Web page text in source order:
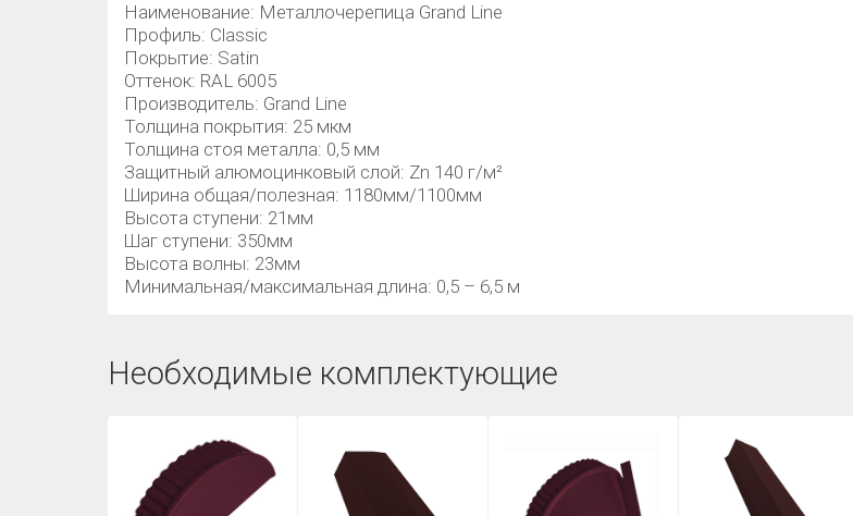
Наименование: Металлочерепица Grand Line
Профиль: Classic
Покрытие: Satin
Оттенок: RAL 6005
Производитель: Grand Line
Толщина покрытия: 25 мкм
Толщина стоя металла: 0,5 мм
Защитный алюмоцинковый слой: Zn 140 г/м²
Ширина общая/полезная: 1180мм/1100мм
Высота ступени: 21мм
Шаг ступени: 350мм
Высота волны: 23мм
Минимальная/максимальная длина: 0,5 – 6,5 м
Необходимые комплектующие